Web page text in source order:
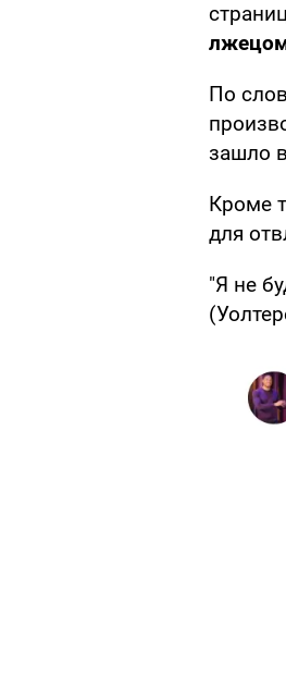
По
зашло
Кроме
для
"Я не